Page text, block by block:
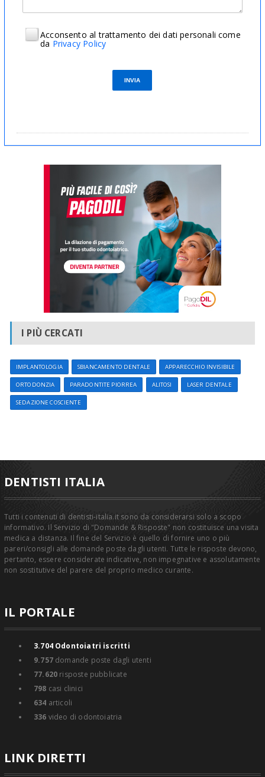
Acconsento al trattamento dei dati personali come
da Privacy Policy
I PIÙ CERCATI
IMPLANTOLOGIA SBIANCAMENTO DENTALE APPARECCHIO INVISIBILE
ORTODONZIA PARADONTITE PIORREA ALITOSI LASER DENTALE
SEDAZIONE COSCIENTE
DENTISTI ITALIA
Tutti i contenuti di dentisti-italia.it sono da considerarsi solo a scopo
informativo. Il Servizio di "Domande & Risposte" non costituisce una visita
medica a distanza. Il fine del Servizio è quello di fornire uno o più
pareri/consigli alle domande poste dagli utenti. Tutte le risposte devono,
pertanto, essere considerate indicative, non impegnative e assolutamente
non sostitutive del parere del proprio medico curante.
IL PORTALE
3.704Odontoiatri iscritti
9.757domande poste dagli utenti
77.620 risposte pubblicate
798 casi clinici
634 articoli
336 video di odontoiatria
LINK DIRETTI